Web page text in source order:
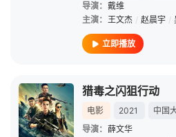
导演： 戴维
主演： 王文杰 / 赵晨宇 /
立即播放
猎毒之闪狙行动
电影 2021
中国
导演： 薛文华